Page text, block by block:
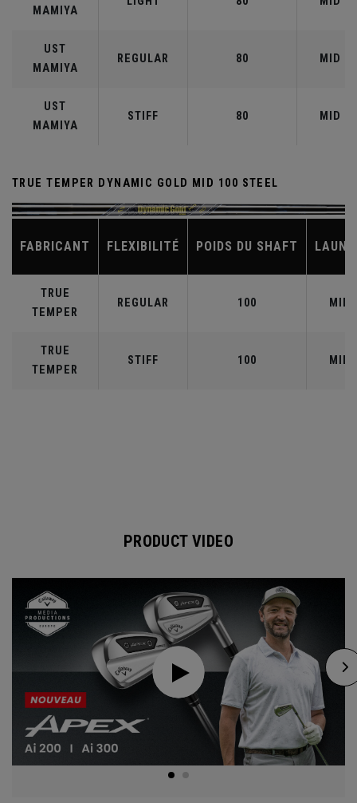
MAMIYA
UST
MAMIYA
REGULAR 80 MID
UST
MAMIYA
STIFF 80 MID
TRUE TEMPER DYNAMIC GOLD MID 100 STEEL
FABRICANT FLEXIBILITÉ POIDS DU SHAFT
TRUE
TEMPER
REGULAR 100 MID
TRUE
TEMPER
STIFF 100 MID
PRODUCT VIDEO